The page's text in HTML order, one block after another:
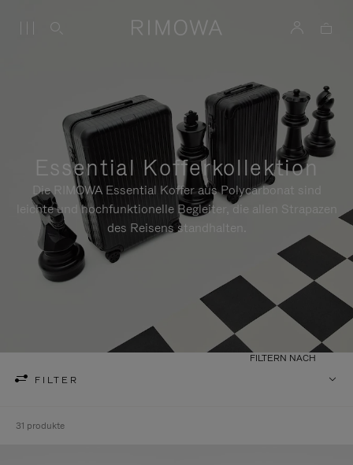
Essential Kofferkollektion
Die RIMOWA Essential Koffer aus Polycarbonat sind
leichte und hochfunktionelle Begleiter, die allen Strapazen
des Reisens standhalten.
FILTER
FILTERN NACH
31 produkte